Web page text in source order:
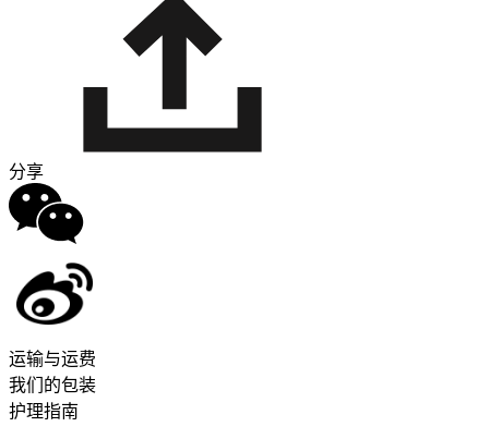
分享
运输与运费
我们的包装
护理指南